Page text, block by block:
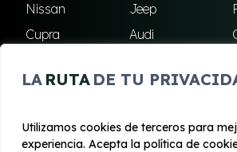
LA RUTA DE TU
Utilizamos cookies de terceros para
experiencia. Acepta la política de
Nissan
Jeep
Cupra
Audi
Skoda
Ford